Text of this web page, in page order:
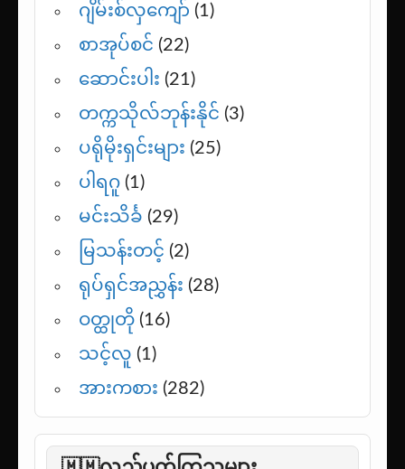
ဂျိမ်းစ်လှကျော် (1)
စာအုပ်စင် (22)
ဆောင်းပါး (21)
တက္ကသိုလ်ဘုန်းနိုင် (3)
ပရိုမိုးရှင်းများ (25)
ပါရဂူ (1)
မင်းသိင်္ခ (29)
မြသန်းတင့် (2)
ရုပ်ရှင်အညွှန်း (28)
ဝတ္ထုတို (16)
သင့်လူ (1)
အားကစား (282)